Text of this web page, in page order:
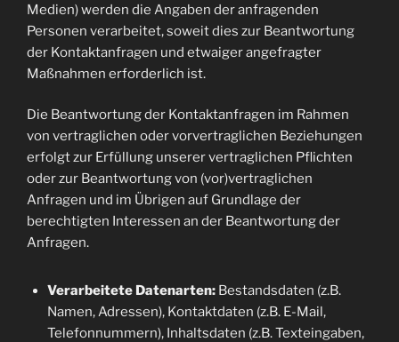
Medien) werden die Angaben der anfragenden
Personen verarbeitet, soweit dies zur Beantwortung
der Kontaktanfragen und etwaiger angefragter
Maßnahmen erforderlich ist.
Die Beantwortung der Kontaktanfragen im Rahmen
von vertraglichen oder vorvertraglichen Beziehungen
erfolgt zur Erfüllung unserer vertraglichen Pflichten
oder zur Beantwortung von (vor)vertraglichen
Anfragen und im Übrigen auf Grundlage der
berechtigten Interessen an der Beantwortung der
Anfragen.
Verarbeitete Datenarten:Bestandsdaten (z.B.
Namen, Adressen), Kontaktdaten (z.B. E-Mail,
Telefonnummern), Inhaltsdaten (z.B. Texteingaben,